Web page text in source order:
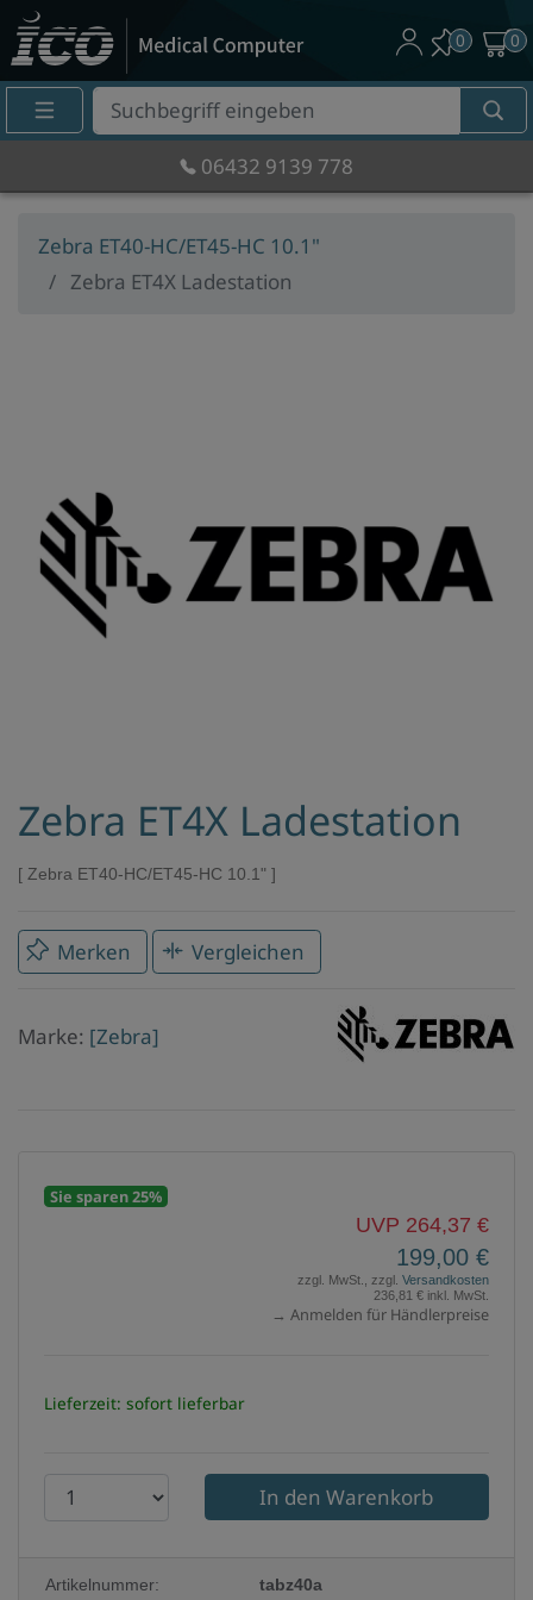
Suche
Eingabefeld
0 0
06432 9139 778
Zebra ET40-HC/ET45-HC 10.1"
Zebra ET4X Ladestation
Zebra ET4X Ladestation
Zebra ET40-HC/ET45-HC 10.1"
Merken Vergleichen
Marke: [Zebra]
Marke
Zebra
Sie sparen 25%
UVP 264,37 €
199,00 €
zzgl. MwSt., zzgl. Versandkosten
236,81 € inkl. MwSt.
→ Anmelden für Händlerpreise
Lieferzeit: sofort lieferbar
r
Artikelnummer:
tabz40a